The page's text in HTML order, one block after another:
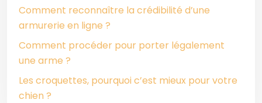
Comment reconnaître la crédibilité d’une
armurerie en ligne ?
Comment procéder pour porter légalement
une arme ?
Les croquettes, pourquoi c’est mieux pour votre
chien ?